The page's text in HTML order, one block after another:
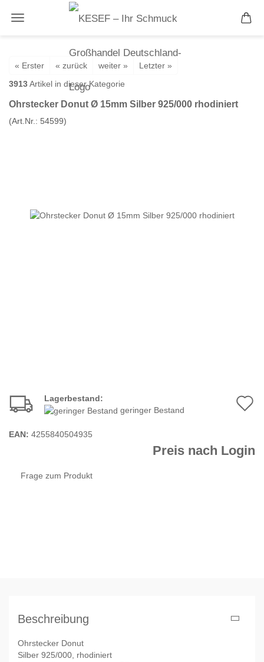
« Erster « zurück weiter »
Letzter »
3913Artikel in dieser Kategorie
Ohrstecker Donut Ø 15mm Silber 925/000 rhodiniert
(Art.Nr.: 54599)
Lagerbestand:
geringer Bestand
EAN: 4255840504935
Preis nach Login
Frage zum Produkt
Beschreibung
Ohrstecker Donut
Silber 925/000, rhodiniert